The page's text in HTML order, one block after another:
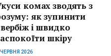
комах зводять з
як зупинити
і швидко
шкіру
ЧЕРВНЯ 2026